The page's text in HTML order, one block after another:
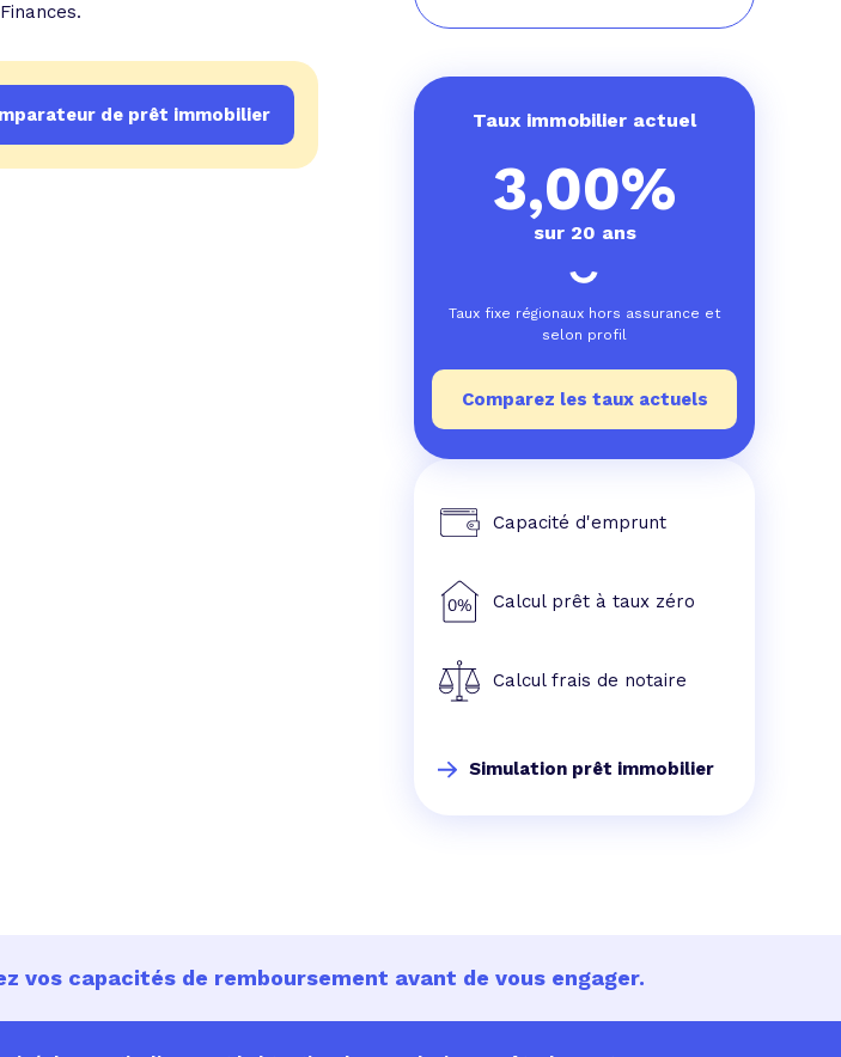
de prêt immobilier Taux immobilier actuel
3,00%
sur 20 ans
Taux fixe régionaux hors assurance et
selon profil
Comparez les taux actuels
Capacité d'emprunt
Calcul prêt à taux zéro
Calcul frais de notaire
Simulation prêt immobilier
vos capacités de remboursement avant de vous engager.